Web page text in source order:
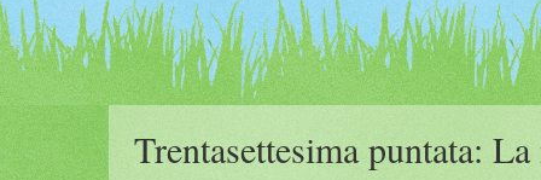
Trentasettesima puntata: